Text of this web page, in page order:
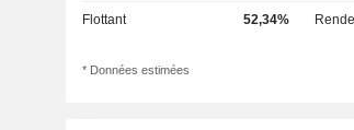
Flottant 52,34%
* Données estimées